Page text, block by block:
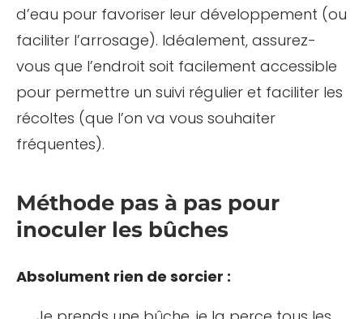
d’eau pour favoriser leur développement (ou
faciliter l’arrosage). Idéalement, assurez-
vous que l’endroit soit facilement accessible
pour permettre un suivi régulier et faciliter les
récoltes (que l’on va vous souhaiter
fréquentes).
Méthode pas à pas pour
inoculer les bûches
Absolument rien de sorcier :